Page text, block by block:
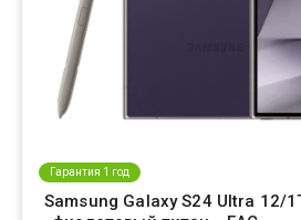
Гарантия 1 год
Samsung Galaxy S24 Ultra 12/